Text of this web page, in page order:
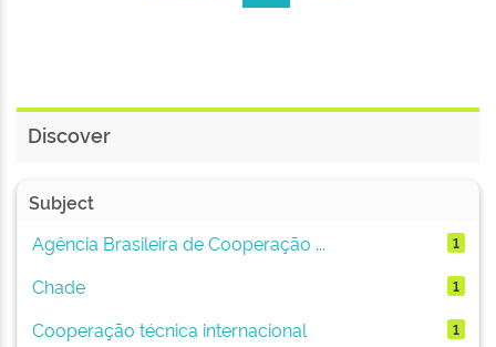
Discover
Subject
Agência Brasileira de Cooperação ...
1
Chade 1
Cooperação técnica internacional 1